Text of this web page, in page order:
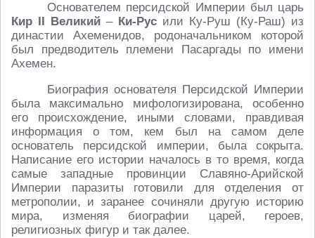
Основателем персидской Империи был царь
Кир II Великий –Ки-Рус или Ку-Руш (Ку-Раш) из
династии Ахеменидов, родоначальником которой
был предводитель племени Пасаргады по имени
Ахемен.
Биография основателя Персидской Империи
была максимально мифологизирована, особенно
его происхождение, иными словами, правдивая
информация о том, кем был на самом деле
основатель персидской империи, была сокрыта.
Написание его истории началось в то время, когда
самые западные провинции Славяно-Арийской
Империи паразиты готовили для отделения от
метрополии, и заранее сочиняли другую историю
мира, изменяя биографии царей, героев,
религиозных фигур и так далее.